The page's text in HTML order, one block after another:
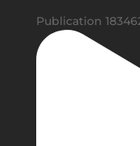
Publication